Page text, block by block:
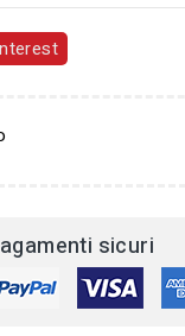
sicuri